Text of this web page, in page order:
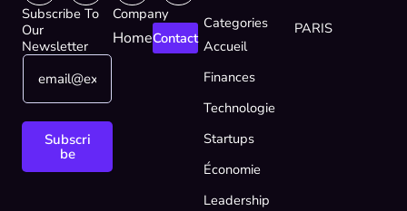
Subscribe To
Our
Newsletter
E
a
i
m
E
a
Subscri
be
Company
HomeContact
Categories
Accueil
Finances
Technologie
Startups
Économie
Leadership
PARIS